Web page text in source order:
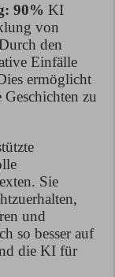
90% KI
von
den
Einfälle
ermöglicht
zu
Sie
und
so besser auf
die KI für